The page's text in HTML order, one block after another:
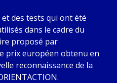
des tests qui ont été
dans le cadre du
proposé par
prix européen obtenu en
reconnaissance de la